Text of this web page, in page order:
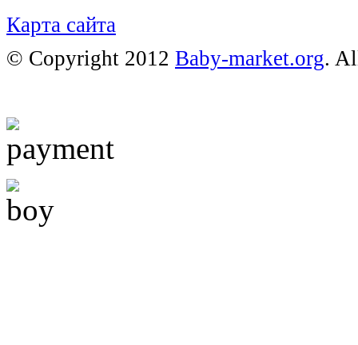
Карта сайта
© Copyright 2012 Baby-market.org.